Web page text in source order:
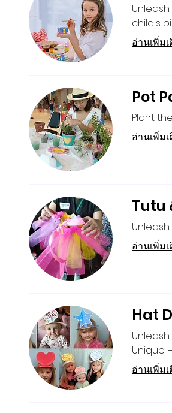
child's
อ่านเพิ่ม
Pot
Plant
อ่านเพิ่ม
Tutu
อ่านเพิ่ม
Hat
Unique
อ่านเพิ่ม